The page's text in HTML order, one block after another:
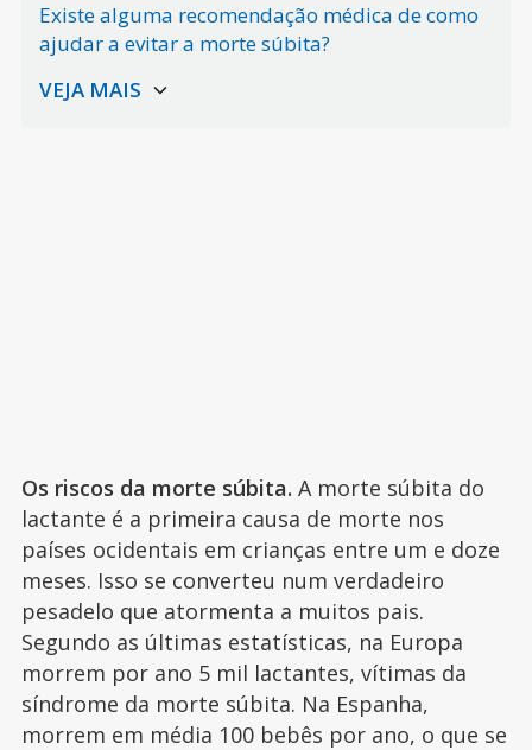
Existe alguma recomendação médica de como
ajudar a evitar a morte súbita?
Os riscos da morte súbita. A morte súbita do
lactante é a primeira causa de morte nos
países ocidentais em crianças entre um e doze
meses. Isso se converteu num verdadeiro
pesadelo que atormenta a muitos pais.
Segundo as últimas estatísticas, na Europa
morrem por ano 5 mil lactantes, vítimas da
síndrome da morte súbita. Na Espanha,
morrem em média 100 bebês por ano, o que se